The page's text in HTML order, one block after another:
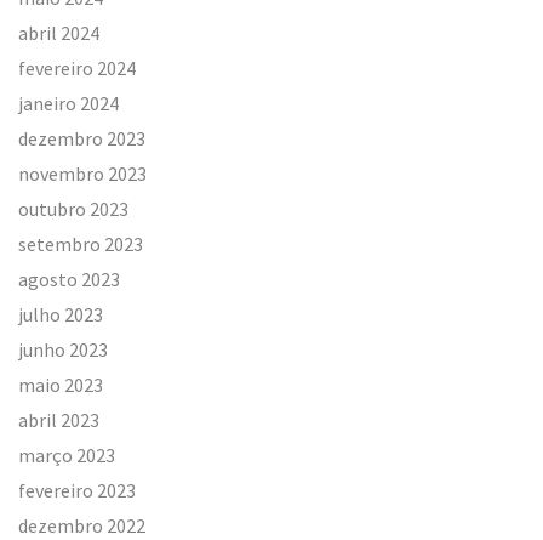
abril 2024
fevereiro 2024
janeiro 2024
dezembro 2023
novembro 2023
outubro 2023
setembro 2023
agosto 2023
julho 2023
junho 2023
maio 2023
abril 2023
março 2023
fevereiro 2023
dezembro 2022